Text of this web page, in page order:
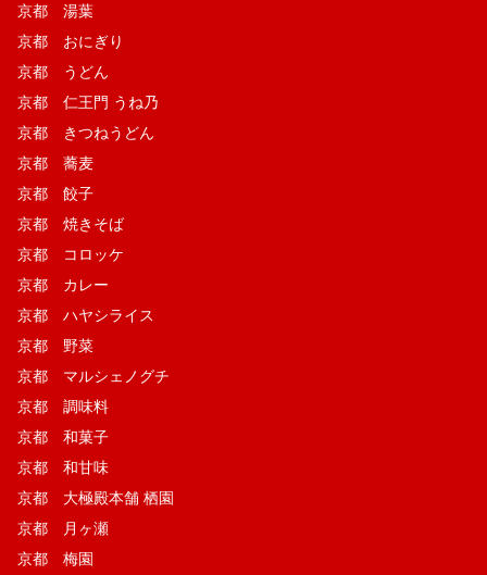
京都 湯葉
京都 おにぎり
京都 うどん
京都 仁王門 うね乃
京都 きつねうどん
京都 蕎麦
京都 餃子
京都 焼きそば
京都 コロッケ
京都 カレー
京都 ハヤシライス
京都 野菜
京都 マルシェノグチ
京都 調味料
京都 和菓子
京都 和甘味
京都 大極殿本舗 栖園
京都 月ヶ瀬
京都 梅園